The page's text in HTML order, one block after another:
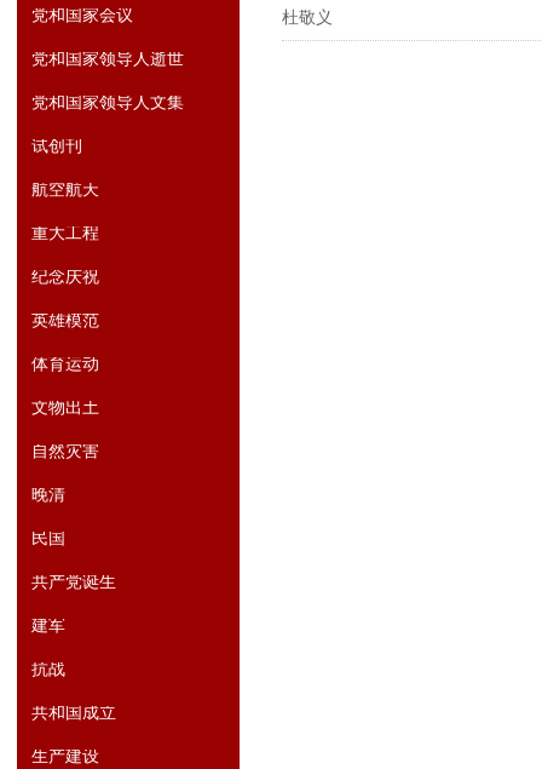
杜敬义
党和国家会议
党和国家领导人逝世
党和国家领导人文集
试创刊
航空航天
重大工程
纪念庆祝
英雄模范
体育运动
文物出土
自然灾害
晚清
民国
共产党诞生
建军
抗战
共和国成立
生产建设